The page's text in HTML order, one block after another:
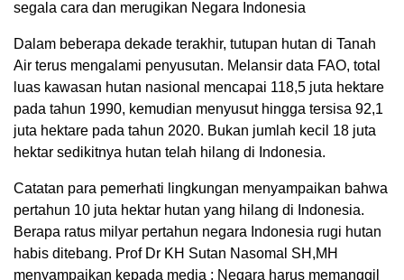
segala cara dan merugikan Negara Indonesia
Dalam beberapa dekade terakhir, tutupan hutan di Tanah
Air terus mengalami penyusutan. Melansir data FAO, total
luas kawasan hutan nasional mencapai 118,5 juta hektare
pada tahun 1990, kemudian menyusut hingga tersisa 92,1
juta hektare pada tahun 2020. Bukan jumlah kecil 18 juta
hektar sedikitnya hutan telah hilang di Indonesia.
Catatan para pemerhati lingkungan menyampaikan bahwa
pertahun 10 juta hektar hutan yang hilang di Indonesia.
Berapa ratus milyar pertahun negara Indonesia rugi hutan
habis ditebang. Prof Dr KH Sutan Nasomal SH,MH
menyampaikan kepada media : Negara harus memanggil